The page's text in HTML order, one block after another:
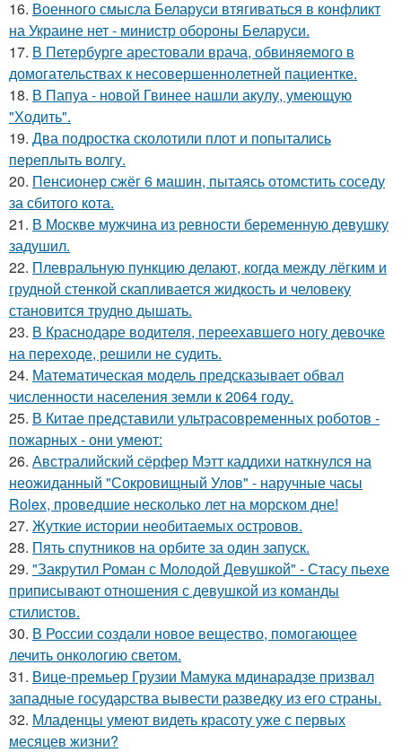
16. Военного смысла Беларуси втягиваться в конфликт
на Украине нет - министр обороны Беларуси.
17. В Петербурге арестовали врача, обвиняемого в
домогательствах к несовершеннолетней пациентке.
18. В Папуа - новой Гвинее нашли акулу, умеющую
"Ходить".
19. Два подростка сколотили плот и попытались
переплыть волгу.
20. Пенсионер сжёг 6 машин, пытаясь отомстить соседу
за сбитого кота.
21. В Москве мужчина из ревности беременную девушку
задушил.
22. Плевральную пункцию делают, когда между лёгким и
грудной стенкой скапливается жидкость и человеку
становится трудно дышать.
23. В Краснодаре водителя, переехавшего ногу девочке
на переходе, решили не судить.
24. Математическая модель предсказывает обвал
численности населения земли к 2064 году.
25. В Китае представили ультрасовременных роботов -
пожарных - они умеют:
26. Австралийский сёрфер Мэтт каддихи наткнулся на
неожиданный "Сокровищный Улов" - наручные часы
Rolex, проведшие несколько лет на морском дне!
27. Жуткие истории необитаемых островов.
28. Пять спутников на орбите за один запуск.
29. "Закрутил Роман с Молодой Девушкой" - Стасу пьехе
приписывают отношения с девушкой из команды
стилистов.
30. В России создали новое вещество, помогающее
лечить онкологию светом.
31. Вице-премьер Грузии Мамука мдинарадзе призвал
западные государства вывести разведку из его страны.
32. Младенцы умеют видеть красоту уже с первых
месяцев жизни?